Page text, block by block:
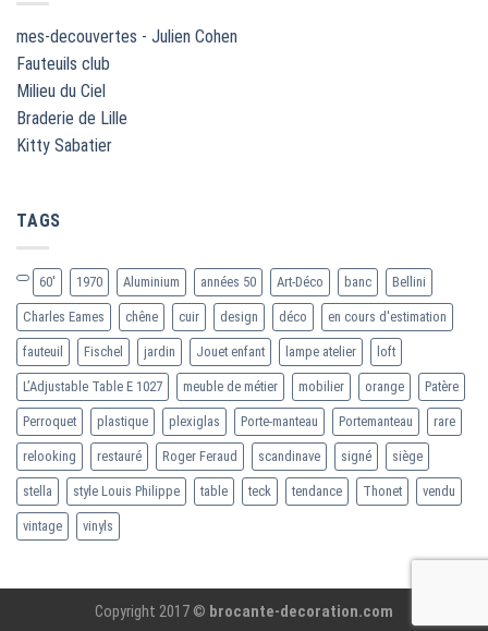
mes-decouvertes - Julien Cohen
Fauteuils club
Milieu du Ciel
Braderie de Lille
Kitty Sabatier
TAGS
60' 1970 Aluminium années 50 Art-Déco banc Bellini
Charles Eames chêne cuir design déco en cours d'estimation
fauteuil Fischel jardin Jouet enfant lampe atelier loft
L’Adjustable Table E 1027 meuble de métier mobilier orange Patère
Perroquet plastique plexiglas Porte-manteau Portemanteau rare
relooking restauré Roger Feraud scandinave signé siège
stella style Louis Philippe table teck tendance Thonet vendu
vintage vinyls
Copyright 2017 © brocante-decoration.com